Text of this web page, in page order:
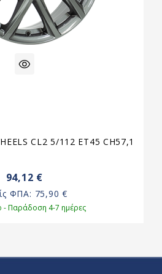
CL2 5/112 ET45 CH57,1
94,12 €
ΦΠΑ: 75,90 €
- Παράδοση 4-7 ημέρες